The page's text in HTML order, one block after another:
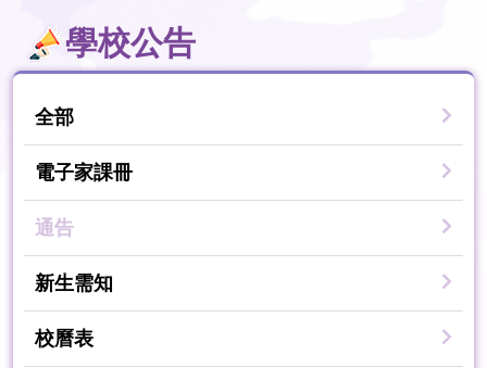
學校公告
全部
電子家課冊
通告
新生需知
校曆表